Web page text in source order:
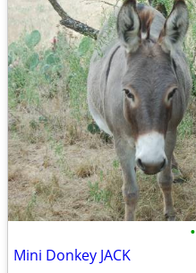
•
Mini Donkey JACK